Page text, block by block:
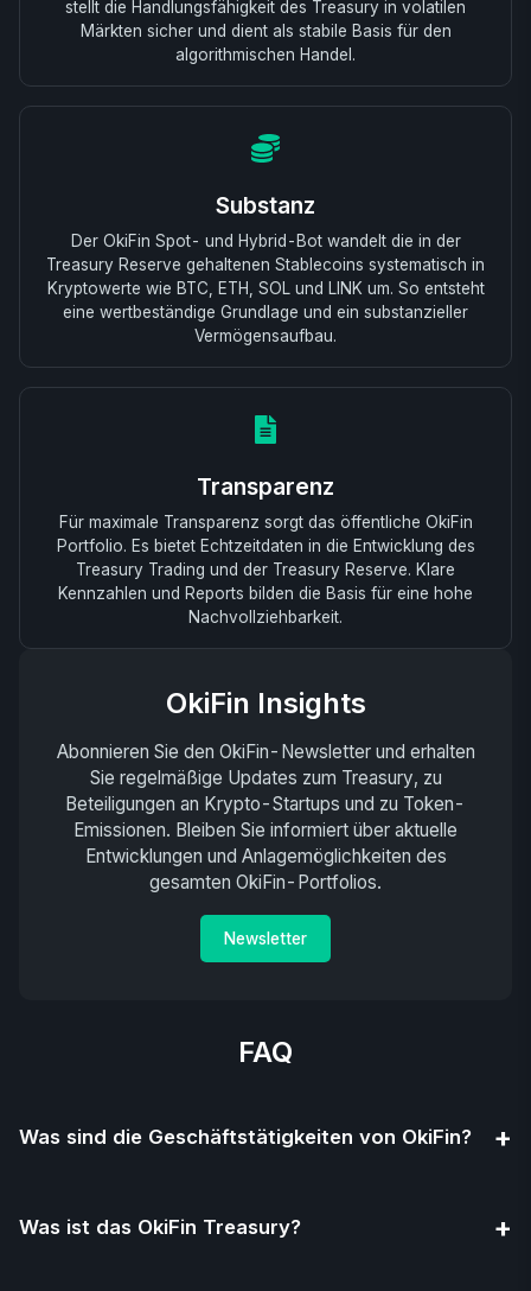
stellt die Handlungsfähigkeit des Treasury in volatilen
Märkten sicher und dient als stabile Basis für den
algorithmischen Handel.
Substanz
Der OkiFin Spot- und Hybrid-Bot wandelt die in der
Treasury Reserve gehaltenen Stablecoins systematisch in
Kryptowerte wie BTC, ETH, SOL und LINK um. So entsteht
eine wertbeständige Grundlage und ein substanzieller
Vermögensaufbau.
Transparenz
Für maximale Transparenz sorgt das öffentliche OkiFin
Portfolio. Es bietet Echtzeitdaten in die Entwicklung des
Treasury Trading und der Treasury Reserve. Klare
Kennzahlen und Reports bilden die Basis für eine hohe
Nachvollziehbarkeit.
OkiFin Insights
Abonnieren Sie den OkiFin-Newsletter und erhalten
Sie regelmäßige Updates zum Treasury, zu
Beteiligungen an Krypto-Startups und zu Token-
Emissionen. Bleiben Sie informiert über aktuelle
Entwicklungen und Anlagemöglichkeiten des
gesamten OkiFin-Portfolios.
Newsletter
FAQ
Was sind die Geschäftstätigkeiten von OkiFin? +
Was ist das OkiFin Treasury? +